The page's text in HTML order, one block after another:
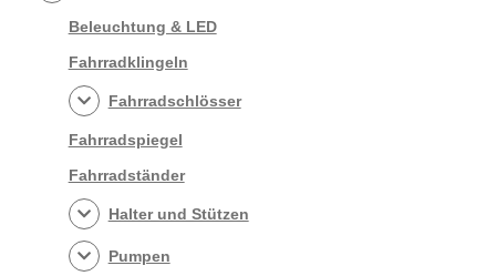
Beleuchtung & LED
Fahrradklingeln
Fahrradschlösser
Fahrradspiegel
Fahrradständer
Halter und Stützen
Pumpen